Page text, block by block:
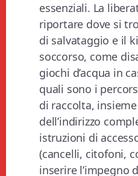
essenziali. La
riportare dove si
di salvataggio e il
soccorso, come
giochi d’acqua in
quali sono i
di raccolta,
dell’indirizzo
istruzioni di
(cancelli, citofoni,
inserire l’impegno